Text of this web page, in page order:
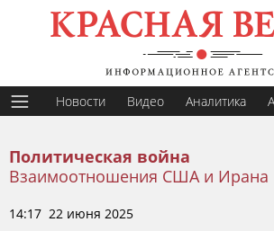
Новости Видео Аналитика
Политическая война
Взаимоотношения США и Ирана
14:17 22 июня 2025